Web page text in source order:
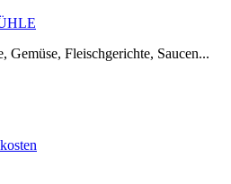
Gemüse, Fleischgerichte, Saucen...